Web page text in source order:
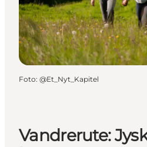
Foto: @Et_Nyt_Kapitel
Vandrerute: